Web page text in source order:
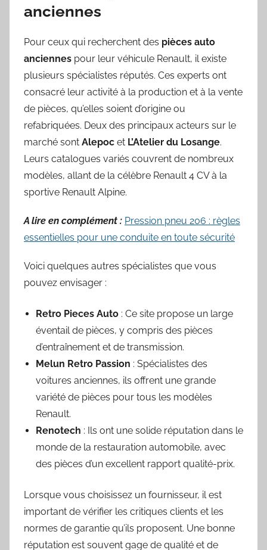
anciennes
Pour ceux qui recherchent des pièces auto
anciennes pour leur véhicule Renault, il existe
plusieurs spécialistes réputés. Ces experts ont
consacré leur activité à la production et à la vente
de pièces, qu’elles soient d’origine ou
refabriquées. Deux des principaux acteurs sur le
marché sont Alepoc et L’Atelier du Losange.
Leurs catalogues variés couvrent de nombreux
modèles, allant de la célèbre Renault 4 CV à la
sportive Renault Alpine.
A lire en complément : Pression pneu 206 : règles
essentielles pour une conduite en toute sécurité
Voici quelques autres spécialistes que vous
pouvez envisager :
Retro Pieces Auto : Ce site propose un large
éventail de pièces, y compris des pièces
d’entraînement et de transmission.
Melun Retro Passion : Spécialistes des
voitures anciennes, ils offrent une grande
variété de pièces pour tous les modèles
Renault.
Renotech : Ils ont une solide réputation dans le
monde de la restauration automobile, avec
des pièces d’un excellent rapport qualité-prix.
Lorsque vous choisissez un fournisseur, il est
important de vérifier les critiques clients et les
normes de garantie qu’ils proposent. Une bonne
réputation est souvent gage de qualité et de